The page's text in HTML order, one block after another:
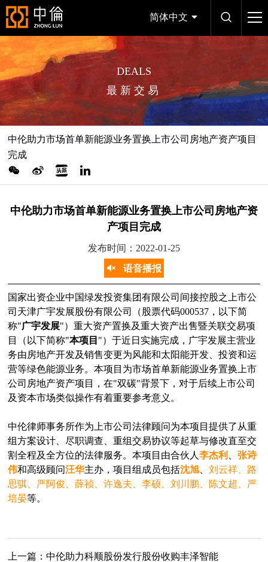
简体中文
DEALS
最新交易
中伦助力市场首单新能源业务置换上市公司房地产资产项目
完成
中伦助力市场首单新能源业务置换上市公司房地产资
产项目完成
发布时间：2022-01-25
语音播报
国家出资企业中国绿发投资集团有限公司间接控股之上市公
司天津广宇发展股份有限公司（股票代码000537，以下简
称"广宇发展"）重大资产置换及重大资产出售暨关联交易项
目（以下简称"本项目 "）于近日实施完成，广宇发展主营业
务由房地产开发及销售变更为风能和太阳能开发、投资和运
营等绿色能源业务。本项目为市场首单新能源业务置换上市
公司房地产资产项目，在"双碳"背景下，对于后续上市公司
及资本市场类似操作有着重要参考意义。
中伦律师事务所作为上市公司法律顾问为本项目提供了从重
组方案设计、尽职调查、重组交易协议等起草与修改直至交
割全程及全方位的法律服务。本项目由合伙人李杰利 、张诗
伟和高级顾问汪华主办，项目组成员包括沈旭 、刘云祥、路
思骐、严阿俊、薛祯、许逸夫、李硕、刘川鹏、陈文超、严
培晏等。
上一篇：中伦助力科顺股份发行股份收购丰泽智能